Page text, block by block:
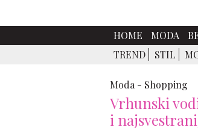
HOME MODA
TREND
STIL
Moda - Shopping
Vrhunski
i